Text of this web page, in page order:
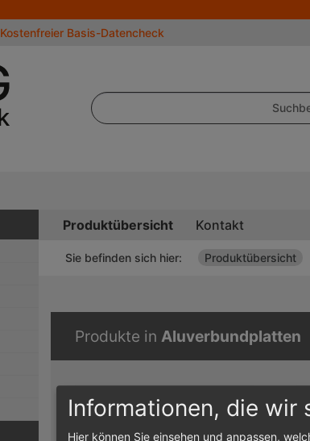
Kostenfreier Basis-Datencheck
Produktübersicht Kontakt
Sie befinden sich hier: Produktübersicht
Produkte in Aluverbundplatten
Informationen, die wir
Hier können Sie einsehen und anpassen,